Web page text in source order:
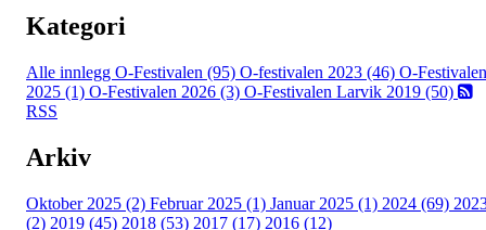
Kategori
Alle innlegg O-Festivalen (95) O-festivalen 2023 (46) O-Festivalen
2025 (1) O-Festivalen 2026 (3) O-Festivalen Larvik 2019 (50)
RSS
Arkiv
Oktober 2025 (2) Februar 2025 (1) Januar 2025 (1) 2024 (69)
(2) 2019 (45) 2018 (53) 2017 (17) 2016 (12)